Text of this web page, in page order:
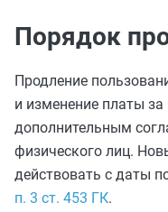
Порядок
Продление
и изменение платы
дополнительным
физического лиц.
действовать с даты
п. 3 ст. 453 ГК.